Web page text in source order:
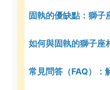
固執的優缺點：獅子
如何與固執的獅子座
常見問答（FAQ）：